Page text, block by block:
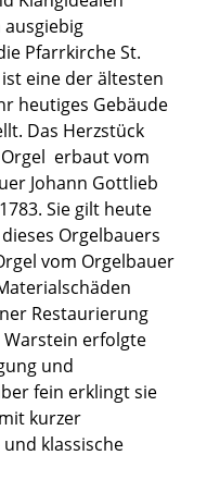
Pfarrkirche St.
eine der ältesten
heutiges Gebäude
Das Herzstück
erbaut vom
Johann Gottlieb
Sie gilt heute
Orgelbauers
vom Orgelbauer
Restaurierung
Warstein erfolgte
und
fein erklingt sie
kurzer
klassische